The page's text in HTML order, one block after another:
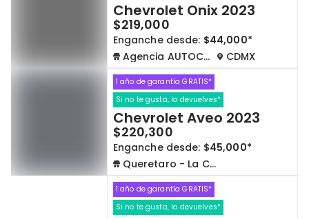
Chevrolet Onix 2023
$219,000
Enganche desde: $44,000*
Agencia AUTOCOM
CDMX
1 año de garantía GRATIS*
Si no te gusta, lo devuelves*
Chevrolet Aveo 2023
$220,300
Enganche desde: $45,000*
Queretaro - La Capilla
1 año de garantía GRATIS*
Si no te gusta, lo devuelves*